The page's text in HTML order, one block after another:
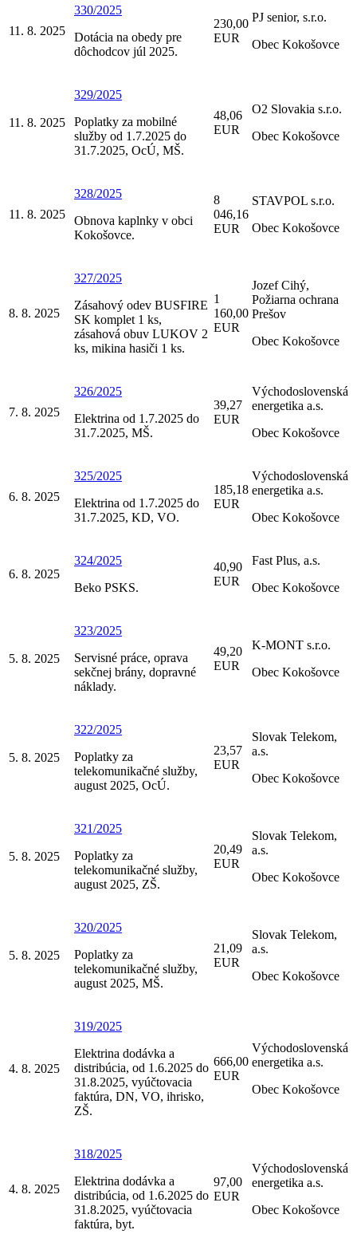
11. 8. 2025
330/2025
Dotácia na obedy pre
dôchodcov júl 2025.
230,00
EUR
PJ senior, s.r.o.
Obec Kokošovce
11. 8. 2025
329/2025
Poplatky za mobilné
služby od 1.7.2025 do
31.7.2025, OcÚ, MŠ.
48,06
EUR
O2 Slovakia s.r.o.
Obec Kokošovce
11. 8. 2025
328/2025
Obnova kaplnky v obci
Kokošovce.
8
046,16
EUR
STAVPOL s.r.o.
Obec Kokošovce
8. 8. 2025
327/2025
Zásahový odev BUSFIRE
SK komplet 1 ks,
zásahová obuv LUKOV 2
ks, mikina hasiči 1 ks.
1
160,00
EUR
Jozef Cihý,
Požiarna ochrana
Prešov
Obec Kokošovce
7. 8. 2025
326/2025
Elektrina od 1.7.2025 do
31.7.2025, MŠ.
39,27
EUR
Východoslovenská
energetika a.s.
Obec Kokošovce
6. 8. 2025
325/2025
Elektrina od 1.7.2025 do
31.7.2025, KD, VO.
185,18
EUR
Východoslovenská
energetika a.s.
Obec Kokošovce
6. 8. 2025
324/2025
Beko PSKS.
40,90
EUR
Fast Plus, a.s.
Obec Kokošovce
5. 8. 2025
323/2025
Servisné práce, oprava
sekčnej brány, dopravné
náklady.
49,20
EUR
K-MONT s.r.o.
Obec Kokošovce
5. 8. 2025
322/2025
Poplatky za
telekomunikačné služby,
august 2025, OcÚ.
23,57
EUR
Slovak Telekom,
a.s.
Obec Kokošovce
5. 8. 2025
321/2025
Poplatky za
telekomunikačné služby,
august 2025, ZŠ.
20,49
EUR
Slovak Telekom,
a.s.
Obec Kokošovce
5. 8. 2025
320/2025
Poplatky za
telekomunikačné služby,
august 2025, MŠ.
21,09
EUR
Slovak Telekom,
a.s.
Obec Kokošovce
4. 8. 2025
319/2025
Elektrina dodávka a
distribúcia, od 1.6.2025 do
31.8.2025, vyúčtovacia
faktúra, DN, VO, ihrisko,
ZŠ.
666,00
EUR
Východoslovenská
energetika a.s.
Obec Kokošovce
4. 8. 2025
318/2025
Elektrina dodávka a
distribúcia, od 1.6.2025 do
31.8.2025, vyúčtovacia
faktúra, byt.
97,00
EUR
Východoslovenská
energetika a.s.
Obec Kokošovce